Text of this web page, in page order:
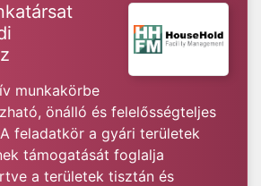
munkakörbe
önálló és felelősségteljes
feladatkör a gyári területek
támogatását foglalja
a területek tisztán és